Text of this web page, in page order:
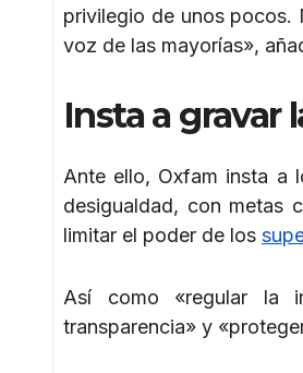
privilegio de unos pocos.
voz de las mayorías»,
Insta a gravar
Ante ello, Oxfam insta a
desigualdad, con metas
limitar el poder de los
Así como «regular la
transparencia» y